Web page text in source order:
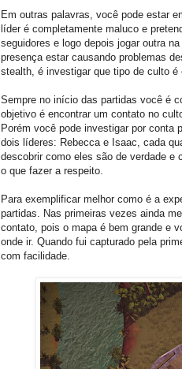
Em outras palavras, você pode estar
líder é completamente maluco e
seguidores e logo depois jogar outra
presença estar causando problemas
stealth, é investigar que tipo de culto é
Sempre no início das partidas você é
objetivo é encontrar um contato no
Porém você pode investigar por conta
dois líderes: Rebecca e Isaac, cada
descobrir como eles são de verdade e
o que fazer a respeito.
Para exemplificar melhor como é a
partidas. Nas primeiras vezes ainda
contato, pois o mapa é bem grande e
onde ir. Quando fui capturado pela
com facilidade.